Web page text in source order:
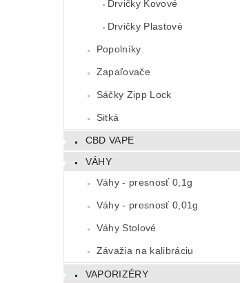
Drvičky Kovové
Drvičky Plastové
Popolníky
Zapaľovače
Sáčky Zipp Lock
Sitká
CBD VAPE
VÁHY
Váhy - presnosť 0,1g
Váhy - presnosť 0,01g
Váhy Stolové
Závažia na kalibráciu
VAPORIZÉRY